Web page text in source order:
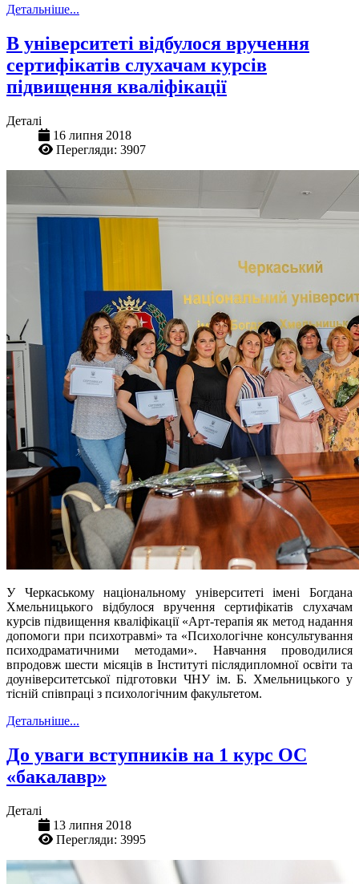
Детальніше...
В університеті відбулося вручення
сертифікатів слухачам курсів
підвищення кваліфікації
Деталі
16 липня 2018
Перегляди: 3907
У Черкаському національному університеті імені Богдана
Хмельницького відбулося вручення сертифікатів слухачам
курсів підвищення кваліфікації «Арт-терапія як метод надання
допомоги при психотравмі» та «Психологічне консультування
психодраматичними методами». Навчання проводилися
впродовж шести місяців в Інституті післядипломної освіти та
доуніверситетської підготовки ЧНУ ім. Б. Хмельницького у
тісній співпраці з психологічним факультетом.
Детальніше...
До уваги вступників на 1 курс ОС
«бакалавр»
Деталі
13 липня 2018
Перегляди: 3995